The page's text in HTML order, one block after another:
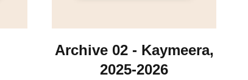
Archive 02 - Kaymeera,
2025-2026